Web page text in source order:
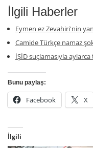
İlgili Haberler
Eymen ez Zevahiri'nin
Camide Türkçe namaz
İŞİD suçlamasıyla
Bunu paylaş:
Facebook X
İlgili